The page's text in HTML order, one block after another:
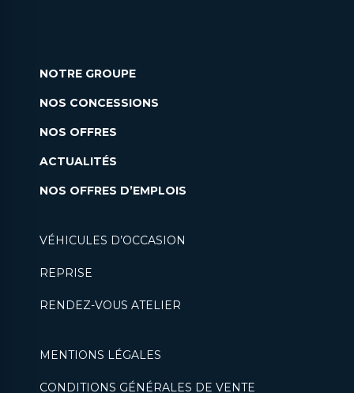
NOTRE GROUPE
NOS CONCESSIONS
NOS OFFRES
ACTUALITÉS
NOS OFFRES D’EMPLOIS
VÉHICULES D’OCCASION
REPRISE
RENDEZ-VOUS ATELIER
MENTIONS LÉGALES
CONDITIONS GÉNÉRALES DE VENTE